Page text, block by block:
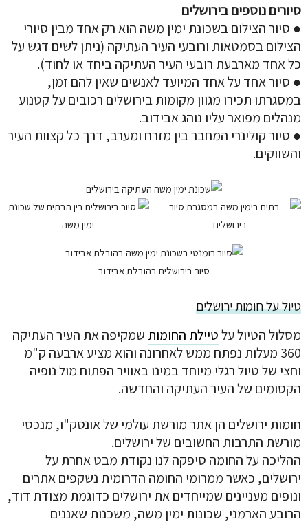
סיורים נוספים בירושלים
● סיור הצילום בשכונת ימין משה הוא רק אחד מבין סיורי
הצילום בסמטאות ורובעי העיר העתיקה (ניתן לשים דגש על
כל אחד מארבעת רובעי העיר העתיקה ביחד או לחוד).
● סיור אחד על אחד המיועד לאנשים שאין להם זמן,
במסגרתו תכירו מגוון מקומות בירושלים רכובים על קטנוע
מנהלים מפואר עליו נוהג אבידוב.
● סיור קולינרי המחבר בין מזרח ומערב, דרך כל קצוות העיר
והשווקים.
סיור בירושלים בהובלת אבידוב
טיול על חומות ירושלים
מסלול הטיול עלטיילת החומות שמקיפה את העיר העתיקה
360 מעלות נפתח ממש לאחרונה והוא מציע ארבעה ק"מ
וחצי של טיול רגלי מיוחד במינו באוויר הפתוח מול נופיה
הקסומים של העיר העתיקה והחדשה.
חומות ירושלים הן אתר מורשת עולמי של אונסק"ו, מנכסי
מורשת התרבות החשובים של ירושלים.
ההליכה על החומה סיפקה לנו נקודת מבט אחרת על
ירושלים, כאשר ממרומי החומה הדרומית נשקפים אתרים
ונופים מעניינים שמייחדים את ירושלים כדוגמת מצודת דוד,
הרובע הארמני, שכונות ימין משה, משכנות שאננים